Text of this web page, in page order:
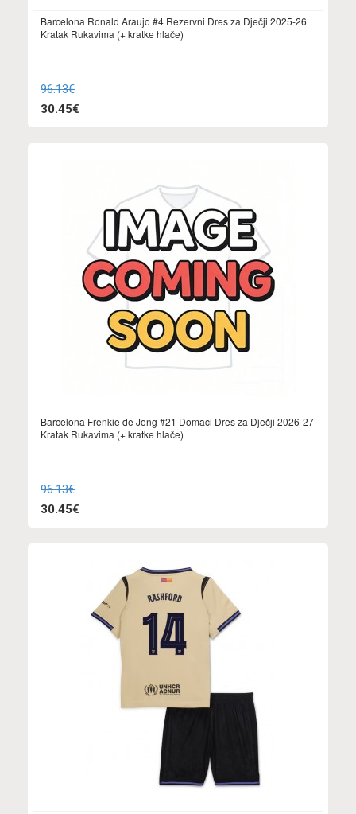
Barcelona Ronald Araujo #4 Rezervni Dres za Dječji 2025-26
Kratak Rukavima (+ kratke hlače)
96.13€
30.45€
Barcelona Frenkie de Jong #21 Domaci Dres za Dječji 2026-27
Kratak Rukavima (+ kratke hlače)
96.13€
30.45€